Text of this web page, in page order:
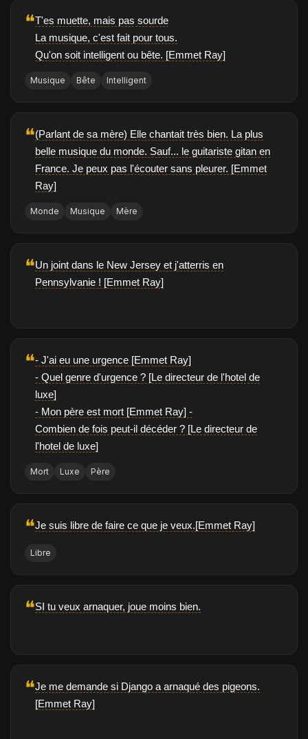
❝T'es muette, mais pas sourde
La musique, c'est fait pour tous.
Qu'on soit intelligent ou bête. [Emmet Ray]
Musique Bête Intelligent
❝(Parlant de sa mère) Elle chantait très bien. La plus
belle musique du monde. Sauf... le guitariste gitan en
France. Je peux pas l'écouter sans pleurer. [Emmet
Ray]
Monde Musique Mère
❝Un joint dans le New Jersey et j'atterris en
Pennsylvanie ! [Emmet Ray]
❝- J'ai eu une urgence [Emmet Ray]
- Quel genre d'urgence ? [Le directeur de l'hotel de
luxe]
- Mon père est mort [Emmet Ray] -
Combien de fois peut-il décéder ? [Le directeur de
l'hotel de luxe]
Mort Luxe Père
❝Je suis libre de faire ce que je veux.[Emmet Ray]
Libre
❝SI tu veux arnaquer, joue moins bien.
❝Je me demande si Django a arnaqué des pigeons.
[Emmet Ray]